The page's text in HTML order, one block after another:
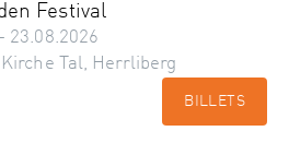
Festival
23.08.2026
Kirche Tal, Herrliberg
BILLETS